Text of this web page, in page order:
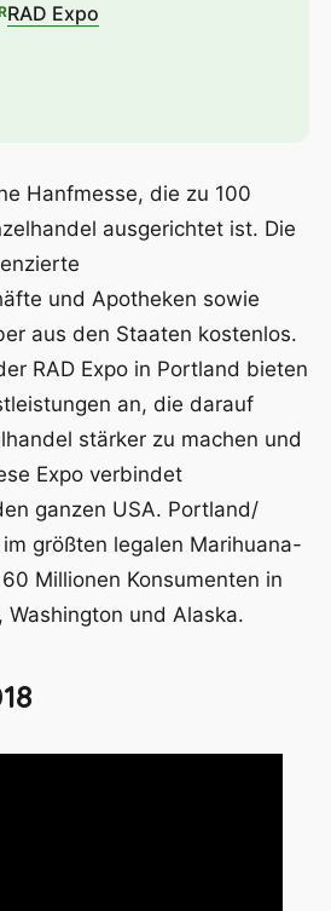
RAD Expo
Hanfmesse, die zu 100
ausgerichtet ist. Die
und Apotheken sowie
aus den Staaten kostenlos.
RAD Expo in Portland bieten
an, die darauf
stärker zu machen und
Expo verbindet
ganzen USA. Portland/
größten legalen Marihuana-
Millionen Konsumenten in
Washington und Alaska.